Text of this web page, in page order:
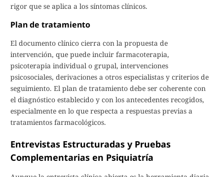
rigor que se aplica a los síntomas clínicos.
Plan de tratamiento
El documento clínico cierra con la propuesta de
intervención, que puede incluir farmacoterapia,
psicoterapia individual o grupal, intervenciones
psicosociales, derivaciones a otros especialistas y criterios de
seguimiento. El plan de tratamiento debe ser coherente con
el diagnóstico establecido y con los antecedentes recogidos,
especialmente en lo que respecta a respuestas previas a
tratamientos farmacológicos.
Entrevistas Estructuradas y Pruebas
Complementarias en Psiquiatría